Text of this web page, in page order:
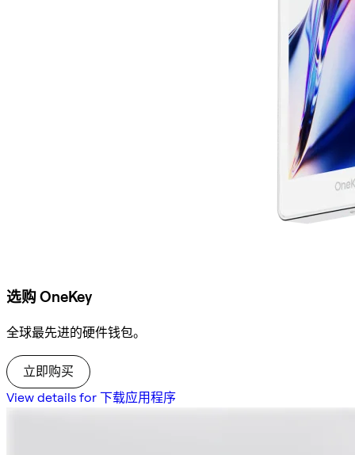
选购 OneKey
全球最先进的硬件钱包。
立即购买
View details for 下载应用程序